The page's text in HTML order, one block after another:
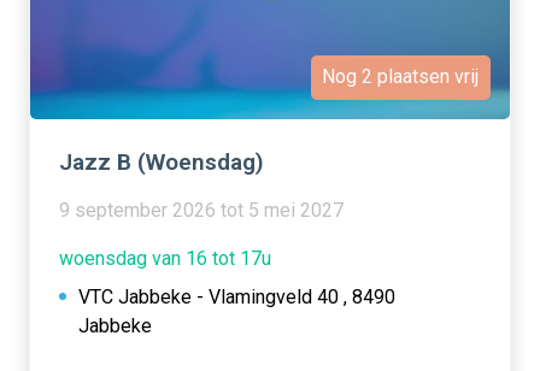
Nog 2 plaatsen vrij
Jazz B (Woensdag)
9 september 2026 tot 5 mei 2027
woensdag van 16 tot 17u
VTC Jabbeke - Vlamingveld 40 , 8490
Jabbeke